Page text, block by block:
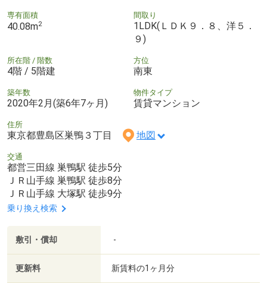
専有面積
40.08m2
間取り
1LDK(ＬＤＫ９．８、洋５．
９)
所在階 / 階数
4階 / 5階建
方位
南東
築年数
2020年2月(築6年7ヶ月)
物件タイプ
賃貸マンション
住所
東京都豊島区巣鴨３丁目 地図
交通
都営三田線 巣鴨駅 徒歩5分
ＪＲ山手線 巣鴨駅 徒歩8分
ＪＲ山手線 大塚駅 徒歩9分
乗り換え検索
敷引・償却 -
更新料 新賃料の1ヶ月分